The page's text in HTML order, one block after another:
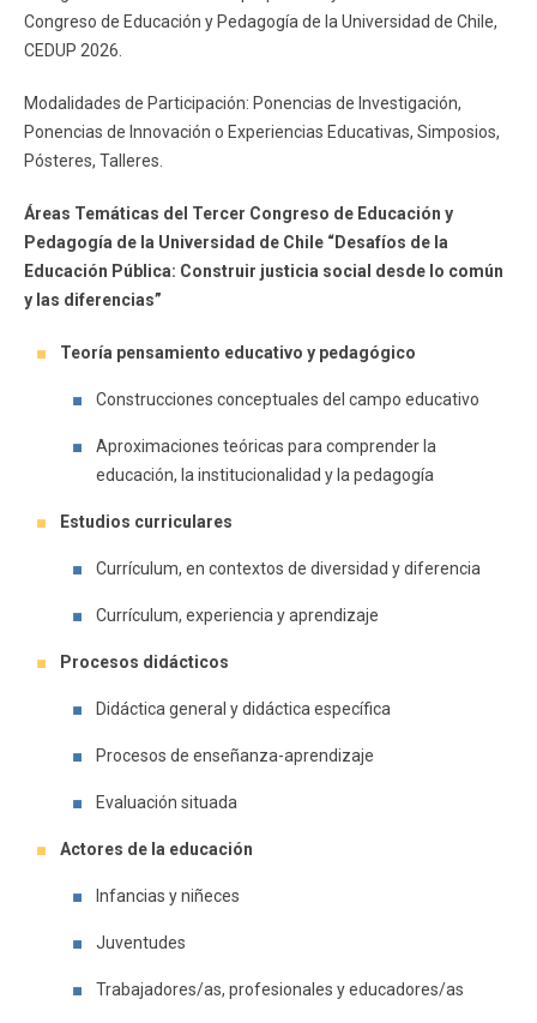
Congreso de Educación y Pedagogía de la Universidad de Chile,
CEDUP 2026.
Modalidades de Participación: Ponencias de Investigación,
Ponencias de Innovación o Experiencias Educativas, Simposios,
Pósteres, Talleres.
Áreas Temáticas del Tercer Congreso de Educación y
Pedagogía de la Universidad de Chile “Desafíos de la
Educación Pública: Construir justicia social desde lo común
y las diferencias”
Teoría pensamiento educativo y pedagógico
Construcciones conceptuales del campo educativo
Aproximaciones teóricas para comprender la
educación, la institucionalidad y la pedagogía
Estudios curriculares
Currículum, en contextos de diversidad y diferencia
Currículum, experiencia y aprendizaje
Procesos didácticos
Didáctica general y didáctica específica
Procesos de enseñanza-aprendizaje
Evaluación situada
Actores de la educación
Infancias y niñeces
Juventudes
Trabajadores/as, profesionales y educadores/as